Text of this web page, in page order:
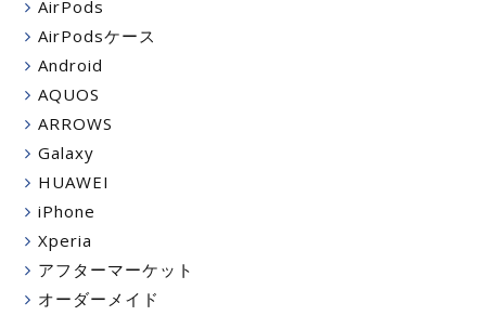
AirPods
AirPodsケース
Android
AQUOS
ARROWS
Galaxy
HUAWEI
iPhone
Xperia
アフターマーケット
オーダーメイド